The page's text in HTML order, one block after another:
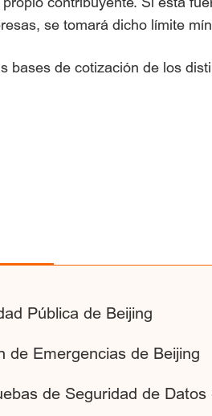
se tomará dicho límite
bases de cotización de los
Pública de Beijing
de Emergencias de Beijing
de Seguridad de